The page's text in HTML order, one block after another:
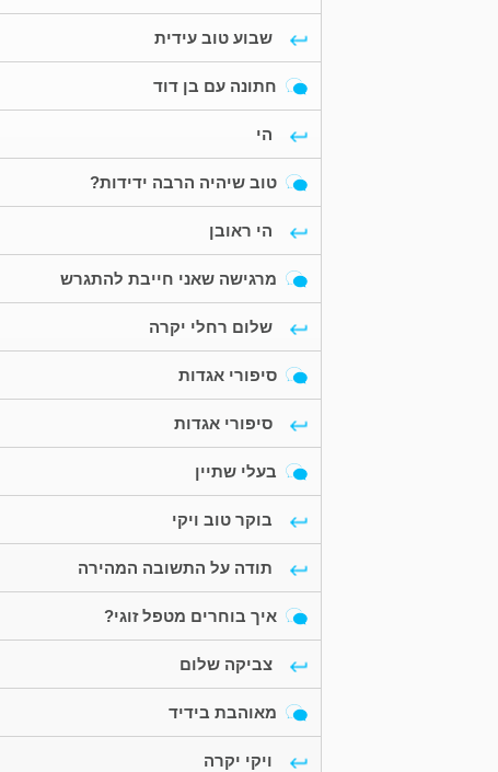
שבוע טוב עידית
חתונה עם בן דוד
הי
טוב שיהיה הרבה ידידות?
הי ראובן
מרגישה שאני חייבת להתגרש
שלום רחלי יקרה
סיפורי אגדות
סיפורי אגדות
בעלי שתיין
בוקר טוב ויקי
תודה על התשובה המהירה
איך בוחרים מטפל זוגי?
צביקה שלום
מאוהבת בידיד
ויקי יקרה